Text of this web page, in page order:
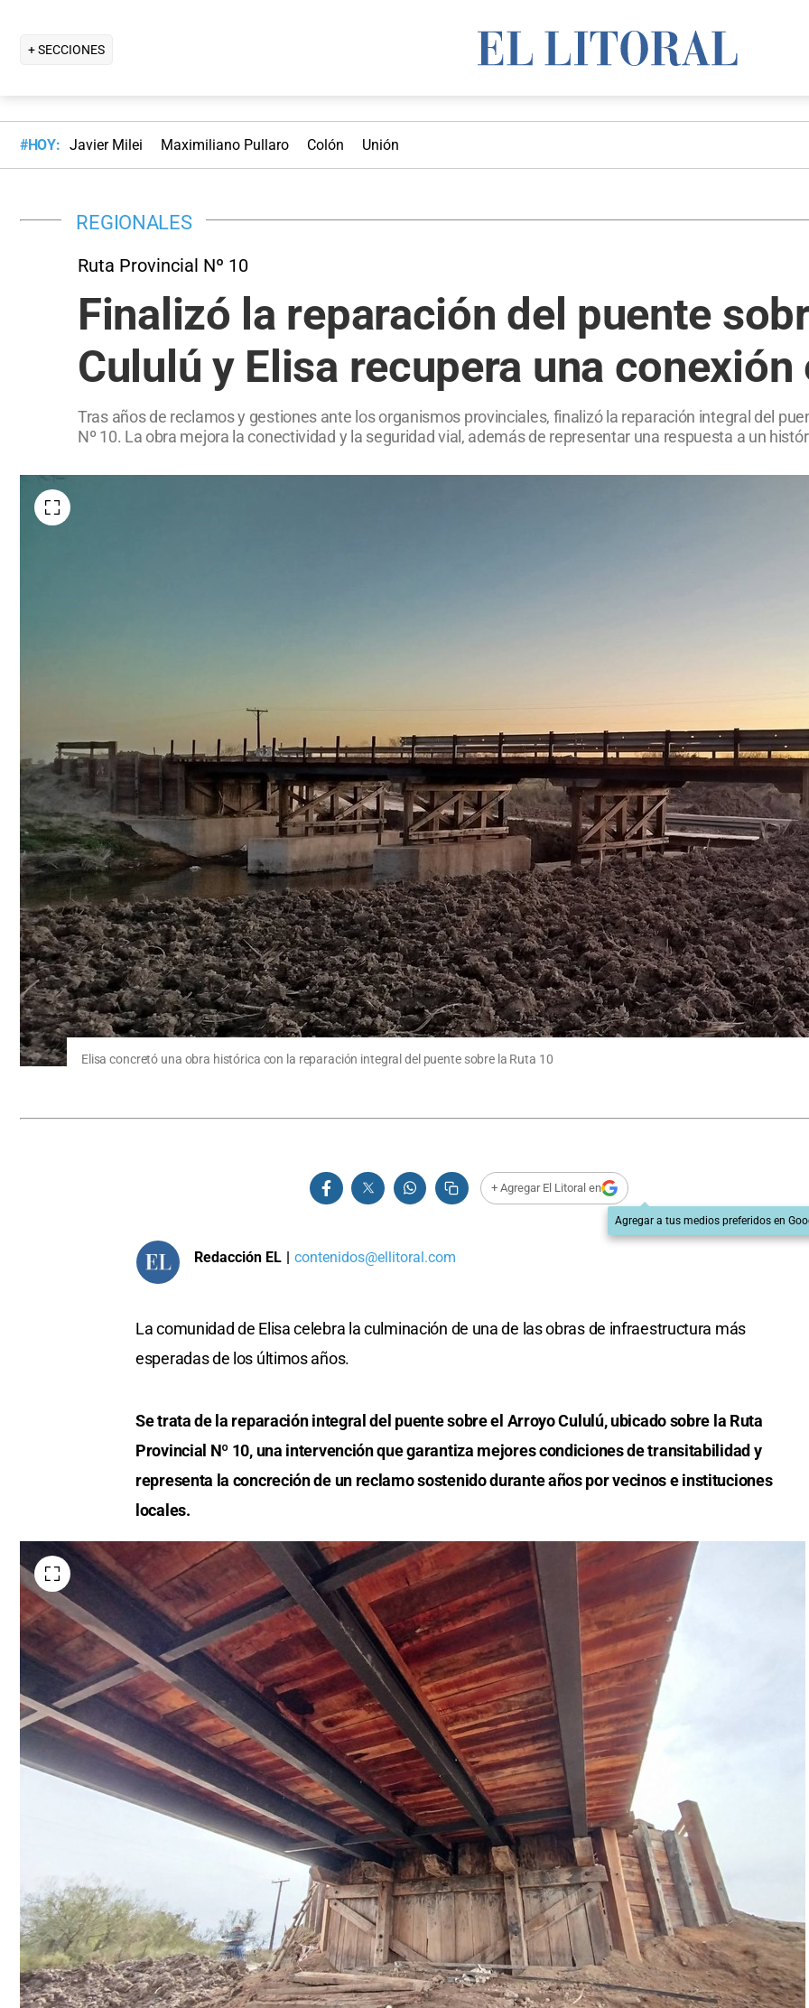
+ SECCIONES
#HOY: Javier Milei Maximiliano Pullaro Colón Unión
REGIONALES
Ruta Provincial Nº 10
Finalizó la reparación del puente
Cululú y Elisa recupera una
Tras años de reclamos y gestiones ante los organismos provinciales, finalizó la reparación integral del
Nº 10. La obra mejora la conectividad y la seguridad vial, además de representar una respuesta a un
Elisa concretó una obra histórica con la reparación integral del puente sobre la Ruta 10
+ Agregar El Litoral en
Agregar a tus medios preferidos en
Redacción EL | contenidos@ellitoral.com
La comunidad de Elisa celebra la culminación de una de las obras de infraestructura más
esperadas de los últimos años.
Se trata de la reparación integral del puente sobre el Arroyo Cululú, ubicado sobre la Ruta
Provincial Nº 10, una intervención que garantiza mejores condiciones de transitabilidad y
representa la concreción de un reclamo sostenido durante años por vecinos e instituciones
locales.